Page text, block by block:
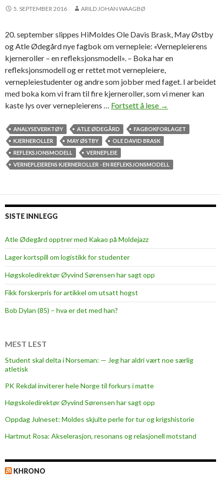
5. SEPTEMBER 2016 ARILD JOHAN WAAGBØ
20. september slippes HiMoldes Ole Davis Brask, May Østby
og Atle Ødegård nye fagbok om vernepleie: «Vernepleierens
kjerneroller – en refleksjonsmodell». – Boka har en
refleksjonsmodell og er rettet mot vernepleiere,
vernepleiestudenter og andre som jobber med faget. I arbeidet
med boka kom vi fram til fire kjerneroller, som vi mener kan
kaste lys over vernepleierens … Fortsett å lese P
k
p
j
n
r
o
k
m
→
ANALYSEVERKTØY ATLE ØDEGÅRD
FAGBOKFORLAGET
KJERNEROLLER
MAY ØSTBY
OLE DAVID BRASK
REFLEKSJONSMODELL
VERNEPLEIE
VERNEPLEIERENS KJERNEROLLER - EN REFLEKSJONSMODELL
SISTE INNLEGG
Atle Ødegård opptrer med Kakao på Moldejazz
Lager kortspill om logistikk for studenter
Høgskoledirektør Øyvind Sørensen har sagt opp
Fikk forskerpris for artikkel om utsatt hogst
Bob Dylan (85) – hva er det med han?
MEST LEST
Student skal delta i Norseman: — Jeg har aldri vært noe særlig
atletisk
PK Rekdal inviterer hele Norge til forkurs i matte
Høgskoledirektør Øyvind Sørensen har sagt opp
Oppdag Julneset: Moldes skjulte perle for tur og krigshistorie
Hartmut Rosa: Akselerasjon, resonans og relasjonell motstand
KHRONO